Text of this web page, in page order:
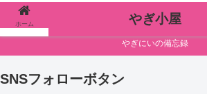
やぎにいの備忘録
SNSフォローボタン
ホーム やぎ小屋